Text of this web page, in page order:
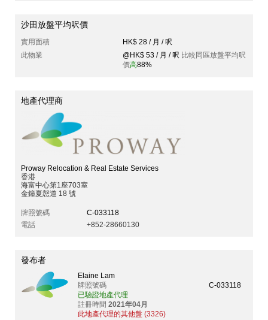
沙田放盤平均呎價
實用面積
HK$ 28 / 月 / 呎
此物業
@HK$ 53 / 月 / 呎 比較同區放盤平均呎
價高88%
地產代理商
Proway Relocation & Real Estate Services
香港
海富中心第1座703室
金鐘夏慤道 18 號
牌照號碼
C-033118
電話
+852-28660130
發布者
Elaine Lam
牌照號碼
C-033118
已驗證地產代理
註冊時間 2021年04月
此地產代理的其他盤 (3326)